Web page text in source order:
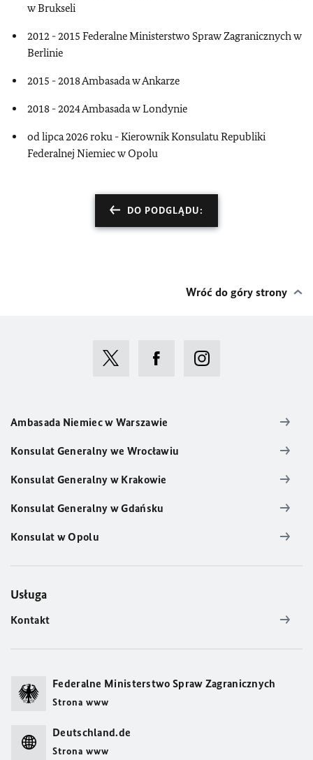
w Brukseli
2012 - 2015 Federalne Ministerstwo Spraw Zagranicznych w
Berlinie
2015 - 2018 Ambasada w Ankarze
2018 - 2024 Ambasada w Londynie
od lipca 2026 roku - Kierownik Konsulatu Republiki
Federalnej Niemiec w Opolu
DO PODGLĄDU:
Wróć do góry strony
Ambasada Niemiec w Warszawie
Konsulat Generalny we Wrocławiu
Konsulat Generalny w Krakowie
Konsulat Generalny w Gdańsku
Konsulat w Opolu
Usługa
Kontakt
Federalne Ministerstwo Spraw Zagranicznych
Strona www
Deutschland.de
Strona www